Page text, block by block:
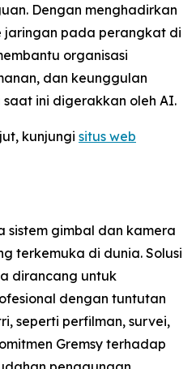
Dengan menghadirkan
jaringan pada perangkat di
organisasi
dan keunggulan
ini digerakkan oleh AI.
kunjungi situs web
sistem gimbal dan kamera
terkemuka di dunia. Solusi
dirancang untuk
dengan tuntutan
seperti perfilman, survei,
Gremsy terhadap